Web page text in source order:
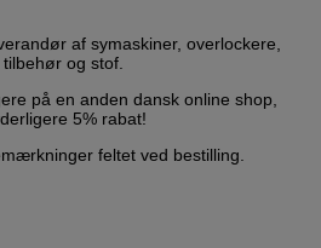
af symaskiner, overlockere,
og stof.
på en anden dansk online shop,
5% rabat!
feltet ved bestilling.